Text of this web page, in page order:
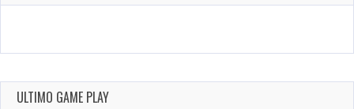
ULTIMO GAME PLAY